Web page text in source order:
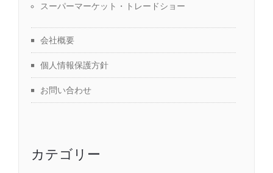
スーパーマーケット・トレードショー
会社概要
個人情報保護方針
お問い合わせ
カテゴリー